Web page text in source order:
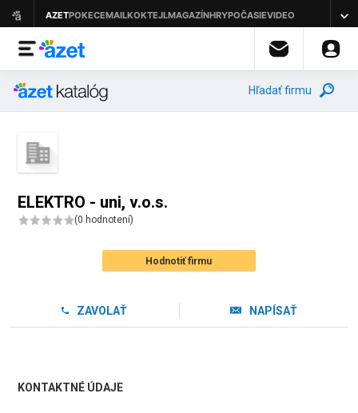
Hľadať firmu
ELEKTRO - uni, v.o.s.
(0 hodnotení)
Hodnotiť firmu
ZAVOLAŤ NAPÍSAŤ
KONTAKTNÉ ÚDAJE